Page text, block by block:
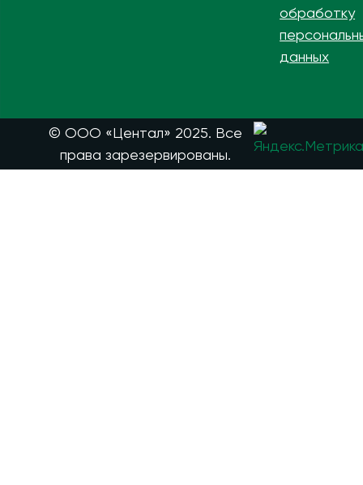
обработку
данных
© ООО «Центал» 2025. Все
права зарезервированы.